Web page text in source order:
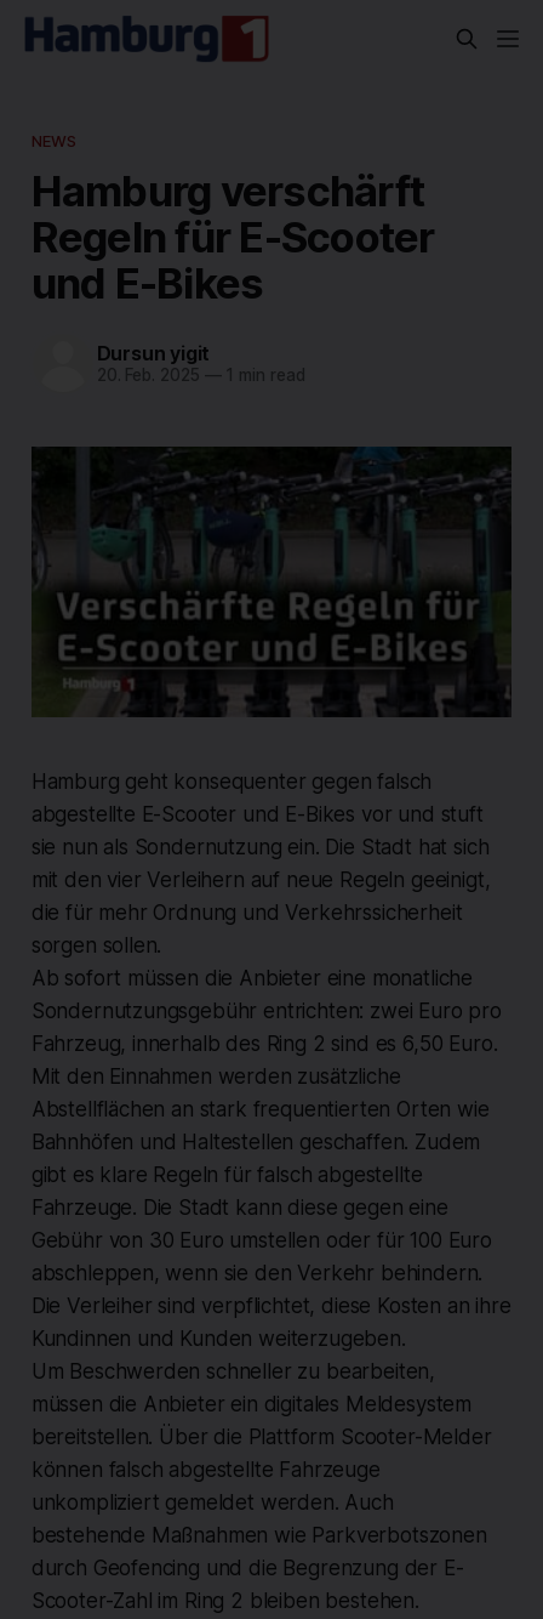
NEWS
Hamburg verschärft
Regeln für E-Scooter
und E-Bikes
Dursun yigit
20. Feb. 2025 —1 min read
Hamburg geht konsequenter gegen falsch
abgestellte E-Scooter und E-Bikes vor und stuft
sie nun als Sondernutzung ein. Die Stadt hat sich
mit den vier Verleihern auf neue Regeln geeinigt,
die für mehr Ordnung und Verkehrssicherheit
sorgen sollen.
Ab sofort müssen die Anbieter eine monatliche
Sondernutzungsgebühr entrichten: zwei Euro pro
Fahrzeug, innerhalb des Ring 2 sind es 6,50 Euro.
Mit den Einnahmen werden zusätzliche
Abstellflächen an stark frequentierten Orten wie
Bahnhöfen und Haltestellen geschaffen. Zudem
gibt es klare Regeln für falsch abgestellte
Fahrzeuge. Die Stadt kann diese gegen eine
Gebühr von 30 Euro umstellen oder für 100 Euro
abschleppen, wenn sie den Verkehr behindern.
Die Verleiher sind verpflichtet, diese Kosten an ihre
Kundinnen und Kunden weiterzugeben.
Um Beschwerden schneller zu bearbeiten,
müssen die Anbieter ein digitales Meldesystem
bereitstellen. Über die Plattform Scooter-Melder
können falsch abgestellte Fahrzeuge
unkompliziert gemeldet werden. Auch
bestehende Maßnahmen wie Parkverbotszonen
durch Geofencing und die Begrenzung der E-
Scooter-Zahl im Ring 2 bleiben bestehen.